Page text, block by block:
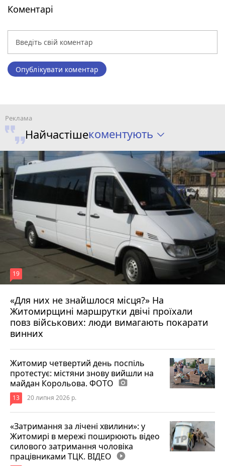
Коментарі
Опублікувати коментар
Найчастішекоментують
«Для них не знайшлося місця?» На
Житомирщині маршрутки двічі проїхали
повз військових: люди вимагають покарати
винних
19
17 липня 2026 р.
Житомир четвертий день поспіль
протестує: містяни знову вийшли на
майдан Корольова. ФОТО photo_camera
13 20 липня 2026 р.
«Затримання за лічені хвилини»: у
Житомирі в мережі поширюють відео
силового затримання чоловіка
працівниками ТЦК. ВІДЕО play_circle_filled